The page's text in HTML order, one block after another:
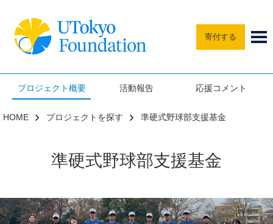
寄付する
HOME プロジェクトを探す 準硬式野球部支援基金
準硬式野球部支援基金
プロジェクト概要 活動報告 応援コメント